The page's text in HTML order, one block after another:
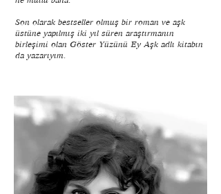
Son olarak bestseller olmuş bir roman ve aşk
üstüne yapılmış iki yıl süren araştırmanın
birleşimi olan Göster Yüzünü Ey Aşk adlı kitabın
da yazarıyım.